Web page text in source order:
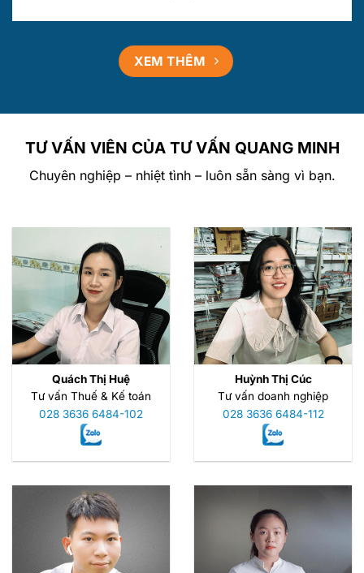
XEM THÊM
TƯ VẤN VIÊN CỦA TƯ VẤN QUANG MINH
Chuyên nghiệp – nhiệt tình – luôn sẵn sàng vì bạn.
Quách Thị Huệ
Tư vấn Thuế & Kế toán
028 3636 6484-102
Huỳnh Thị Cúc
Tư vấn doanh nghiệp
028 3636 6484-112